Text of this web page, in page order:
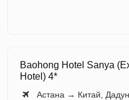
Baohong Hotel Sanya
Hotel) 4*
Астана → Китай,